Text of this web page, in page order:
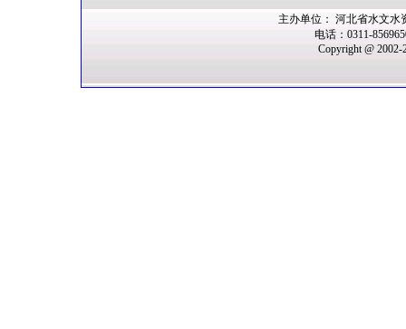
主办单位： 河北省水文水
电话：0311-
Copyright @ 2002-